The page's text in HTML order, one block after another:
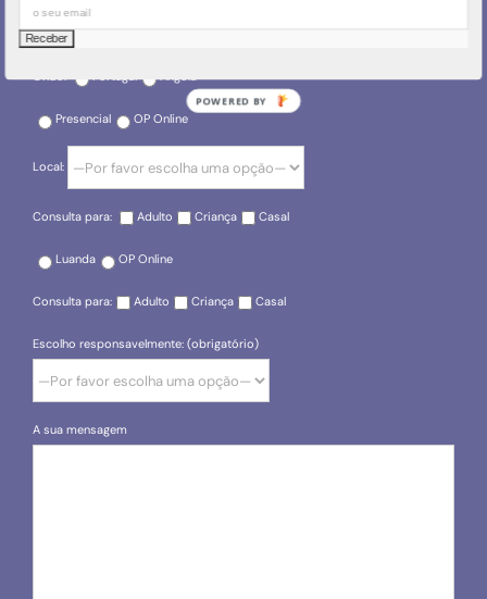
Onde? Portugal Angola
Presencial OP Online
Local:
Consulta para: Adulto Criança Casal
Luanda OP Online
Consulta para: Adulto Criança Casal
Escolho responsavelmente: (obrigatório)
A sua mensagem
POWERED BY